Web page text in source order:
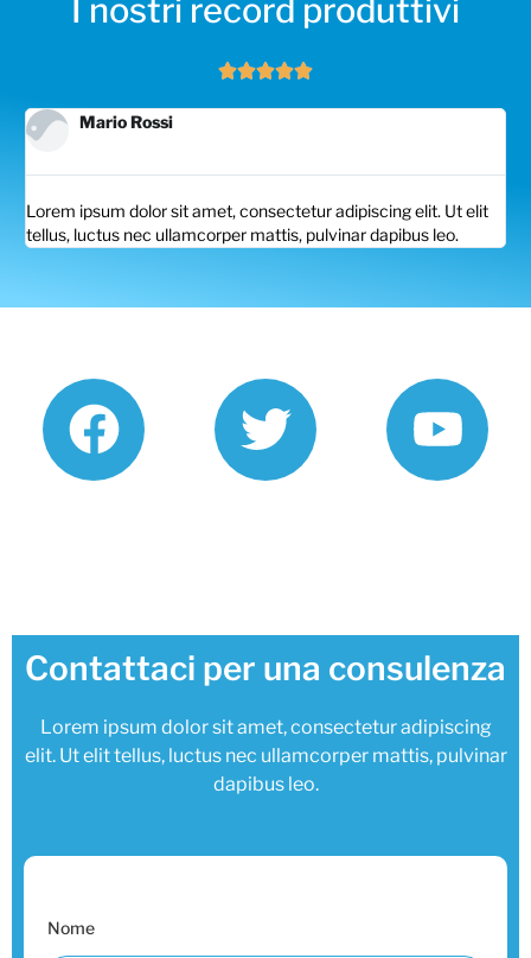
I nostri record produttivi
Valutazione
Mario Rossi
Lorem ipsum dolor sit amet, consectetur adipiscing elit. Ut elit
tellus, luctus nec ullamcorper mattis, pulvinar dapibus leo.
F
a
o
o
k
T
w
e
r
Y
o
b
e
Contattaci per una consulenza
Lorem ipsum dolor sit amet, consectetur adipiscing
elit. Ut elit tellus, luctus nec ullamcorper mattis, pulvinar
dapibus leo.
Nome